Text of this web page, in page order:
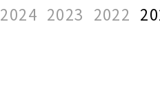
2024 2023 2022